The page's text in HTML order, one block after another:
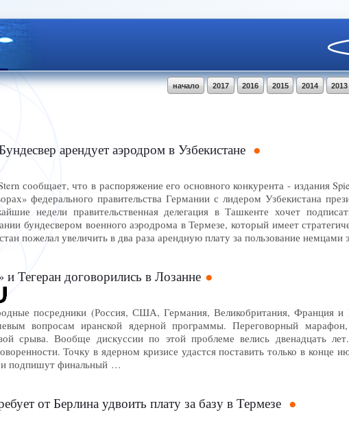
2013
2014
2015
2016
2017
начало
арендует аэродром в Узбекистане
сообщает, что в распоряжение его основного конкурента - издания
федерального правительства Германии с лидером Узбекистана
недели правительственная делегация в Ташкенте хочет
бундесвером военного аэродрома в Термезе, который имеет
пожелал увеличить в два раза арендную плату за пользование
Тегеран договорились в Лозанне
посредники (Россия, США, Германия, Великобритания, Франция и
вопросам иранской ядерной программы. Переговорный
срыва. Вообще дискуссии по этой проблеме велись двенадцать
Точку в ядерном кризисе удастся поставить только в конце
и подпишут финальный …
от Берлина удвоить плату за базу в Термезе